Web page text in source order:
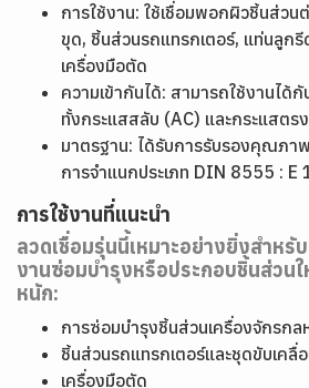
การใช้งาน: ใช้เชื่อมพอกผิวชิ้นส่วน
ขุด, ชิ้นส่วนรถแทรกเตอร์, แท่นลูก
เครื่องมือตัด
ความเข้ากันได้: สามารถใช้งานได้กั
ทั้งกระแสสลับ (AC) และกระแสตร
มาตรฐาน: ได้รับการรับรองคุณภา
การจำแนกประเภท DIN 8555 : E
การใช้งานที่แนะนำ
ลวดเชื่อมรุ่นนี้เหมาะอย่างยิ่งสำหรั
งานซ่อมบำรุงหรือประกอบชิ้นส่วน
หนัก:
การซ่อมบำรุงชิ้นส่วนเครื่องจักรกล
ชิ้นส่วนรถแทรกเตอร์และชุดขับเคลื่
เครื่องมือตัด